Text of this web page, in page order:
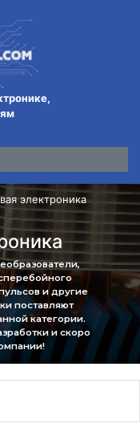
электроника
и другие
поставляют
категории.
и скоро